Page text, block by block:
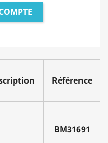
Référence
BM31691